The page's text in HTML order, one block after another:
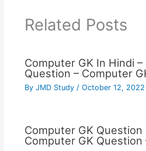
Related Posts
Computer GK In Hindi
Question – Computer
By JMD Study / October 12, 2022
Computer GK Question
Computer GK Question